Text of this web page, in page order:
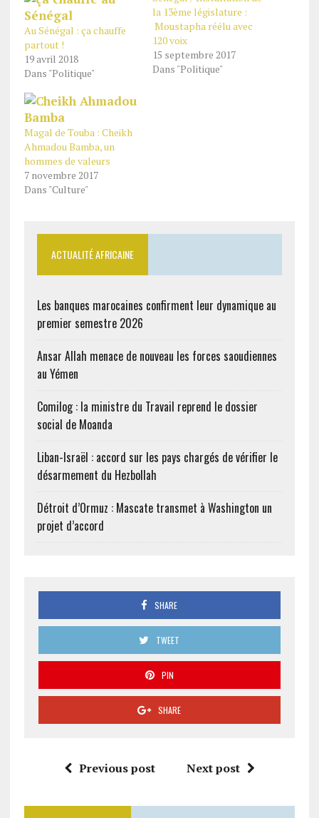
Au Sénégal : ça chauffe
partout !
19 avril 2018
Dans "Politique"
la 13ème législature :
Moustapha réélu avec
120 voix
15 septembre 2017
Dans "Politique"
Magal de Touba : Cheikh
Ahmadou Bamba, un
hommes de valeurs
7 novembre 2017
Dans "Culture"
ACTUALITÉ AFRICAINE
Les banques marocaines confirment leur dynamique au
premier semestre 2026
Ansar Allah menace de nouveau les forces saoudiennes
au Yémen
Comilog : la ministre du Travail reprend le dossier
social de Moanda
Liban-Israël : accord sur les pays chargés de vérifier le
désarmement du Hezbollah
Détroit d’Ormuz : Mascate transmet à Washington un
projet d’accord
SHARE
TWEET
PIN
SHARE
Previous post Next post